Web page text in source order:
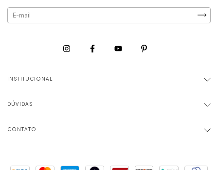
INSTITUCIONAL
DÚVIDAS
CONTATO